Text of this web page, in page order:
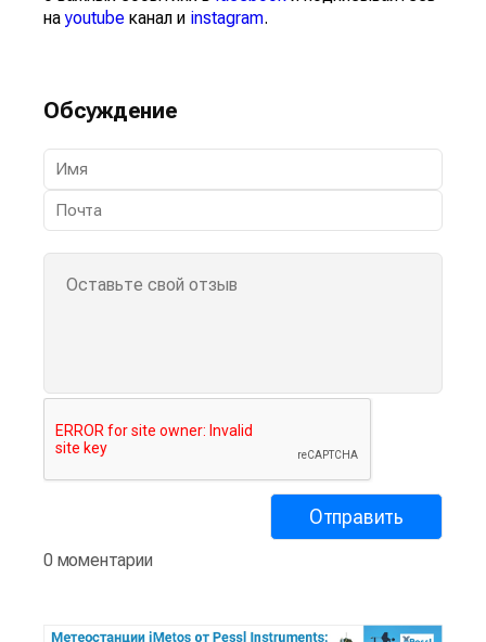
наyoutube канал и instagram.
Обсуждение
0 моментарии